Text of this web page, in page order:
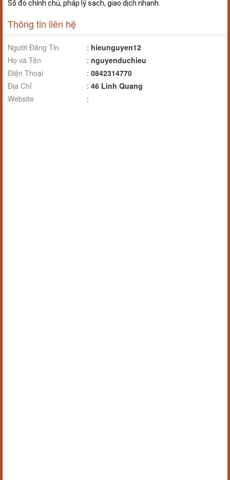
Sổ đỏ chính chủ, pháp lý sạch, giao dịch nhanh.
Thông tin liên hệ
Người Đăng Tin : hieunguyen12
Họ và Tên
: nguyenduchieu
Điện Thoại
: 0842314770
Địa Chỉ
: 46 Linh Quang
Website
: